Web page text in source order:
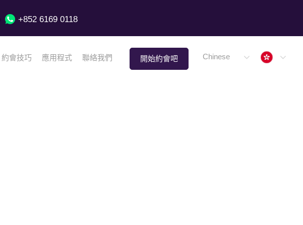
+852 6169 0118
約會技巧 應用程式 聯絡我們 開始約會吧 Chinese Hong